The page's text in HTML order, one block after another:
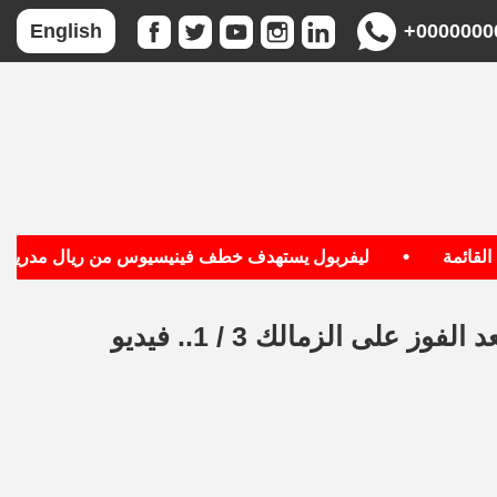
English
ليفربول يستهدف خطف فينيسيوس من ريال مدريد
الزمالك 3 / 1.. فيديو